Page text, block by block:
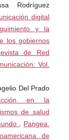
para la
A. (2013).
al
90-109.
Taurus.
del uso del
recursos
II Congreso
Rodríguez
digital
y la
los gobiernos
de Red
Vol.
Del Prado
en la
de salud
Pangea.
de